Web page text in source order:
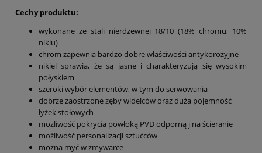
Cechy produktu:
wykonane ze stali nierdzewnej 18/10 (18% chromu, 10%
niklu)
chrom zapewnia bardzo dobre właściwości antykorozyjne
nikiel sprawia, że są jasne i charakteryzują się wysokim
połyskiem
szeroki wybór elementów, w tym do serwowania
dobrze zaostrzone zęby widelców oraz duża pojemność
łyżek stołowych
możliwość pokrycia powłoką PVD odporną j na ścieranie
możliwość personalizacji sztućców
można myć w zmywarce